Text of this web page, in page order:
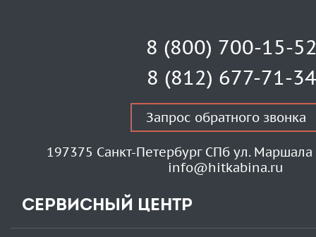
8 (800) 700-15-
8 (812) 677-71-34
Запрос обратного звонка
197375 Санкт-Петербург СПб ул.
info@hitkabina.ru
СЕРВИСНЫЙ ЦЕНТР